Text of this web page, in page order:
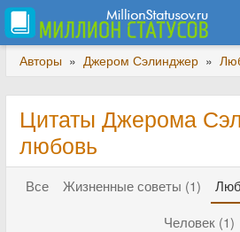
Авторы » Джером Сэлинджер »
Цитаты Джерома
любовь
Все Жизненные советы (1)
Человек (1)